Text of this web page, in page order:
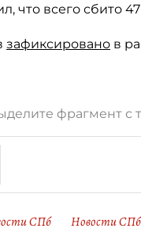
что всего сбито
зафиксировано в
фрагмент с
СПб Новости СПб